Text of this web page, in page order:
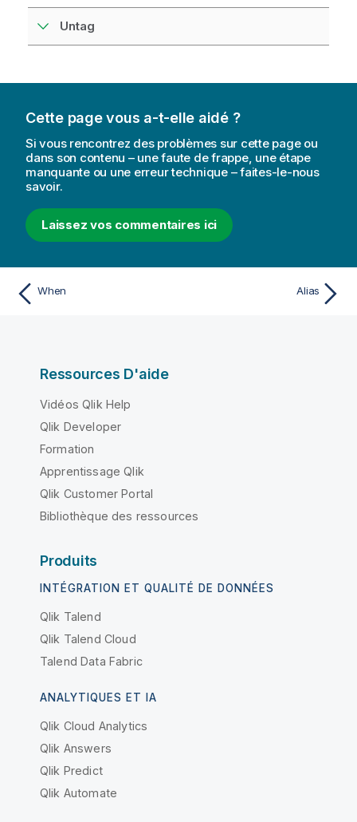
Untag
Cette page vous a-t-elle aidé ?
Si vous rencontrez des problèmes sur cette page ou
dans son contenu – une faute de frappe, une étape
manquante ou une erreur technique – faites-le-nous
savoir.
Laissez vos commentaires ici
When Alias
Ressources D'aide
Vidéos Qlik Help
Qlik Developer
Formation
Apprentissage Qlik
Qlik Customer Portal
Bibliothèque des ressources
Produits
INTÉGRATION ET QUALITÉ DE DONNÉES
Qlik Talend
Qlik Talend Cloud
Talend Data Fabric
ANALYTIQUES ET IA
Qlik Cloud Analytics
Qlik Answers
Qlik Predict
Qlik Automate